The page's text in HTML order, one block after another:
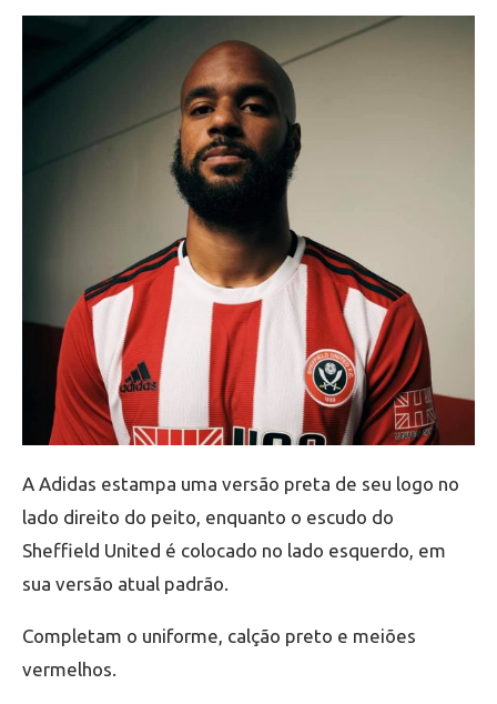
A Adidas estampa uma versão preta de seu logo no
lado direito do peito, enquanto o escudo do
Sheffield United é colocado no lado esquerdo, em
sua versão atual padrão.
Completam o uniforme, calção preto e meiões
vermelhos.